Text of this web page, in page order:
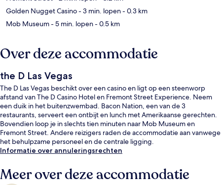
Golden Nugget Casino- 3 min. lopen- 0.3 km
Mob Museum- 5 min. lopen- 0.5 km
Over deze accommodatie
the D Las Vegas
The D Las Vegas beschikt over een casino en ligt op een steenworp
afstand van The D Casino Hotel en Fremont Street Experience. Neem
een duik in het buitenzwembad. Bacon Nation, een van de 3
restaurants, serveert een ontbijt en lunch met Amerikaanse gerechten.
Bovendien loop je in slechts tien minuten naar Mob Museum en
Fremont Street. Andere reizigers raden de accommodatie aan vanwege
het behulpzame personeel en de centrale ligging.
Informatie over annuleringsrechten
Meer over deze accommodatie